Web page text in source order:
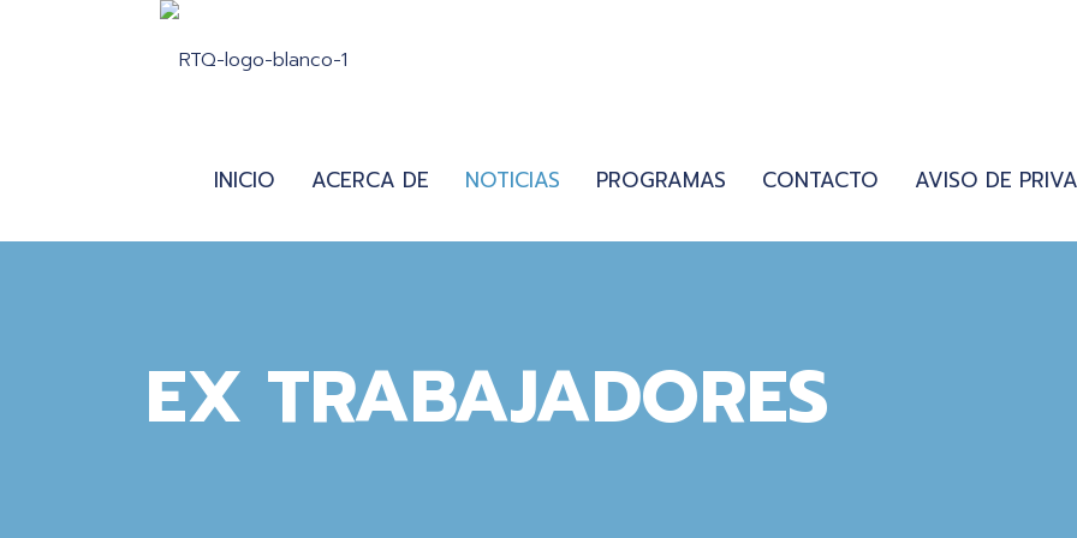
INICIO ACERCA DE NOTICIAS PROGRAMAS CONTACTO AVISO DE
EX TRABAJADORES